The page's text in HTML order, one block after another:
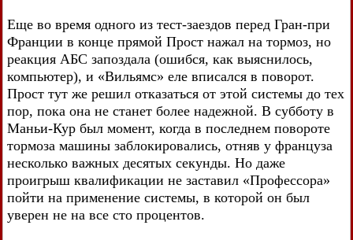
Еще во время одного из тест-заездов перед Гран-при
Франции в конце прямой Прост нажал на тормоз, но
реакция АБС запоздала (ошибся, как выяснилось,
компьютер), и «Вильямс» еле вписался в поворот.
Прост тут же решил отказаться от этой системы до тех
пор, пока она не станет более надежной. В субботу в
Маньи-Кур был момент, когда в последнем повороте
тормоза машины заблокировались, отняв у француза
несколько важных десятых секунды. Но даже
проигрыш квалификации не заставил «Профессора»
пойти на применение системы, в которой он был
уверен не на все сто процентов.